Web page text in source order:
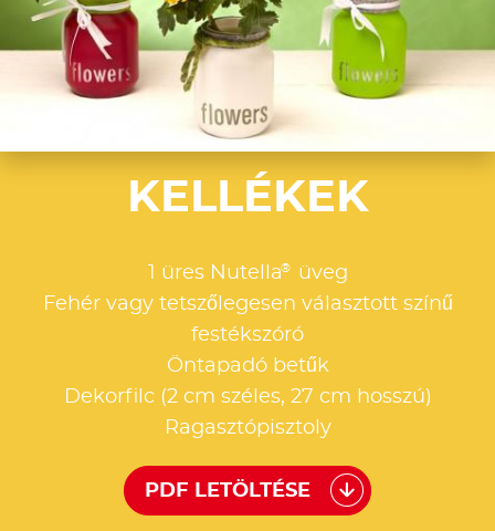
KELLÉKEK
1 üres Nutella®
üveg
Fehér vagy tetszőlegesen választott színű
festékszóró
Öntapadó betűk
Dekorfilc (2 cm széles, 27 cm hosszú)
Ragasztópisztoly
PDF LETÖLTÉSE